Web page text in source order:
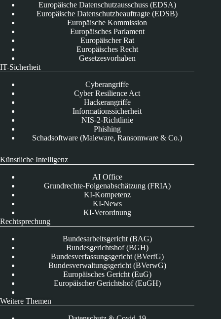
Europäische Datenschutzausschuss (EDSA)
Europäische Datenschutzbeauftragte (EDSB)
Europäische Kommission
Europäisches Parlament
Europäischer Rat
Europäisches Recht
Gesetzesvorhaben
IT-Sicherheit
Cyberangriffe
Cyber Resilience Act
Hackerangriffe
Informationssicherheit
NIS-2-Richtlinie
Phishing
Schadsoftware (Maleware, Ransomware & Co.)
Künstliche Intelligenz
AI Office
Grundrechte-Folgenabschätzung (FRIA)
KI-Kompetenz
KI-News
KI-Verordnung
Rechtsprechung
Bundesarbeitsgericht (BAG)
Bundesgerichtshof (BGH)
Bundesverfassungsgericht (BVerfG)
Bundesverwaltungsgericht (BVerwG)
Europäisches Gericht (EuG)
Europäischer Gerichtshof (EuGH)
Weitere Themen